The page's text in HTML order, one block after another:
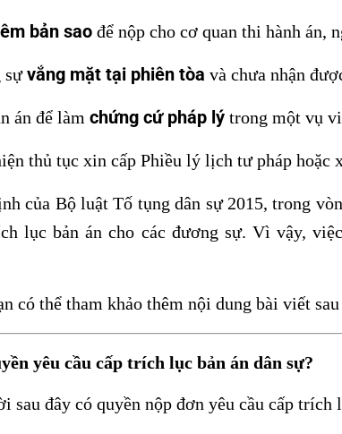
bản sao để nộp cho cơ quan thi hành án,
sựvắng mặt tại phiên tòa và chưa nhận
án để làm chứng cứ pháp lý trong một vụ
thủ tục xin cấp Phiều lý lịch tư pháp hoặc
của Bộ luật Tố tụng dân sự 2015, trong
lục bản án cho các đương sự. Vì vậy,
có thể tham khảo thêm nội dung bài viết sau
yêu cầu cấp trích lục bản án dân sự?
sau đây có quyền nộp đơn yêu cầu cấp trích